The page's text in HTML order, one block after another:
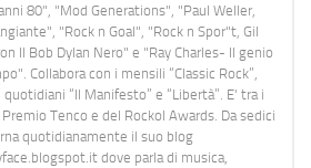
80", "Mod Generations", "Paul Weller,
"Rock n Goal", "Rock n Spor"t, Gil
Il Bob Dylan Nero" e "Ray Charles- Il genio
Collabora con i mensili “Classic Rock”,
“Il Manifesto” e “Libertà”. E' tra i
Tenco e del Rockol Awards. Da sedici
quotidianamente il suo blog
dove parla di musica,